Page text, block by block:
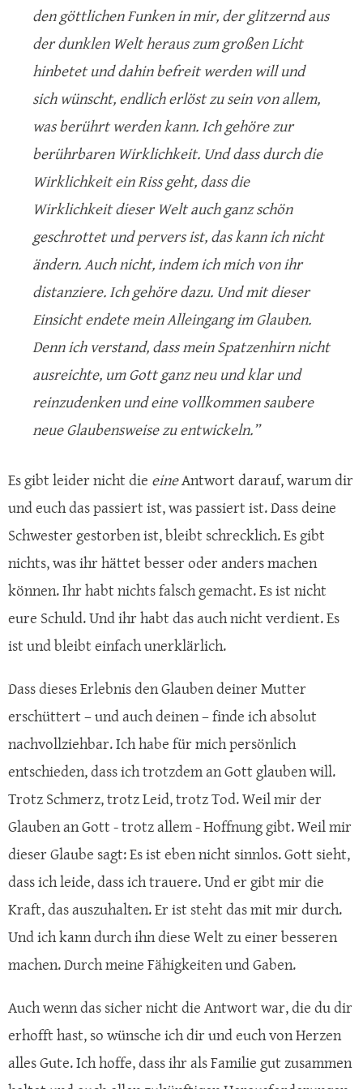
den göttlichen Funken in mir, der glitzernd aus
der dunklen Welt heraus zum großen Licht
hinbetet und dahin befreit werden will und
sich wünscht, endlich erlöst zu sein von allem,
was berührt werden kann. Ich gehöre zur
berührbaren Wirklichkeit. Und dass durch die
Wirklichkeit ein Riss geht, dass die
Wirklichkeit dieser Welt auch ganz schön
geschrottet und pervers ist, das kann ich nicht
ändern. Auch nicht, indem ich mich von ihr
distanziere. Ich gehöre dazu. Und mit dieser
Einsicht endete mein Alleingang im Glauben.
Denn ich verstand, dass mein Spatzenhirn nicht
ausreichte, um Gott ganz neu und klar und
reinzudenken und eine vollkommen saubere
neue Glaubensweise zu entwickeln.”
Es gibt leider nicht die eineAntwort darauf, warum dir
und euch das passiert ist, was passiert ist. Dass deine
Schwester gestorben ist, bleibt schrecklich. Es gibt
nichts, was ihr hättet besser oder anders machen
können. Ihr habt nichts falsch gemacht. Es ist nicht
eure Schuld. Und ihr habt das auch nicht verdient. Es
ist und bleibt einfach unerklärlich.
Dass dieses Erlebnis den Glauben deiner Mutter
erschüttert – und auch deinen – finde ich absolut
nachvollziehbar. Ich habe für mich persönlich
entschieden, dass ich trotzdem an Gott glauben will.
Trotz Schmerz, trotz Leid, trotz Tod. Weil mir der
Glauben an Gott - trotz allem - Hoffnung gibt. Weil mir
dieser Glaube sagt: Es ist eben nicht sinnlos. Gott sieht,
dass ich leide, dass ich trauere. Und er gibt mir die
Kraft, das auszuhalten. Er ist steht das mit mir durch.
Und ich kann durch ihn diese Welt zu einer besseren
machen. Durch meine Fähigkeiten und Gaben.
Auch wenn das sicher nicht die Antwort war, die du dir
erhofft hast, so wünsche ich dir und euch von Herzen
alles Gute. Ich hoffe, dass ihr als Familie gut zusammen